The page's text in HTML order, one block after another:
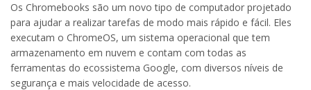
Os Chromebooks são um novo tipo de computador projetado
para ajudar a realizar tarefas de modo mais rápido e fácil. Eles
executam o ChromeOS, um sistema operacional que tem
armazenamento em nuvem e contam com todas as
ferramentas do ecossistema Google, com diversos níveis de
segurança e mais velocidade de acesso.